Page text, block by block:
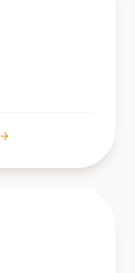
arrow_forward